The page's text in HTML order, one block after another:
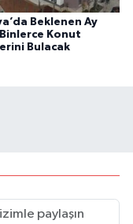
Beklenen Ay
Konut
Bulacak